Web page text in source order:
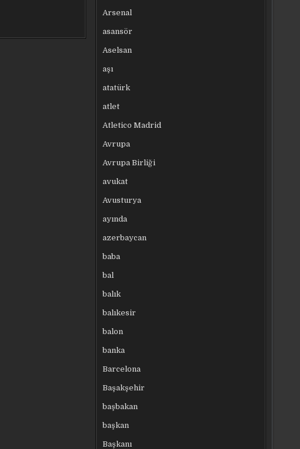
Arsenal
asansör
Aselsan
aşı
atatürk
atlet
Atletico Madrid
Avrupa
Avrupa Birliği
avukat
Avusturya
ayında
azerbaycan
baba
bal
balık
balıkesir
balon
banka
Barcelona
Başakşehir
başbakan
başkan
Başkanı